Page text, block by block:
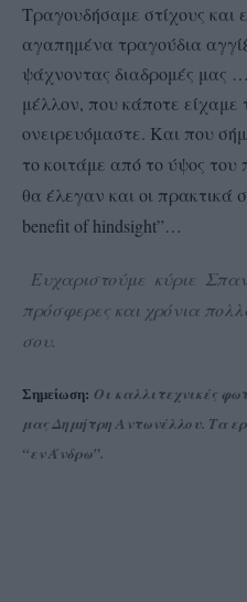
Τραγουδήσαμε στίχους και
αγαπημένα τραγούδια
ψάχνοντας διαδρομές μας
μέλλον, που κάποτε είχαμε
ονειρευόμαστε. Και που
το κοιτάμε από το ύψος του
θα έλεγαν και οι πρακτικά
benefit of hindsight”…
Ευχαριστούμε κύριε
πρόσφερες και χρόνια
σου.
Σημείωση: Οι καλλιτεχνικές
μας Δημήτρη Αντωνέλλου. Τα
“εν Άνδρω”.